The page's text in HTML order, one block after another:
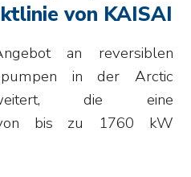
von KAISAI
an reversiblen
in der Arctic
die eine
von bis zu 1760 kW